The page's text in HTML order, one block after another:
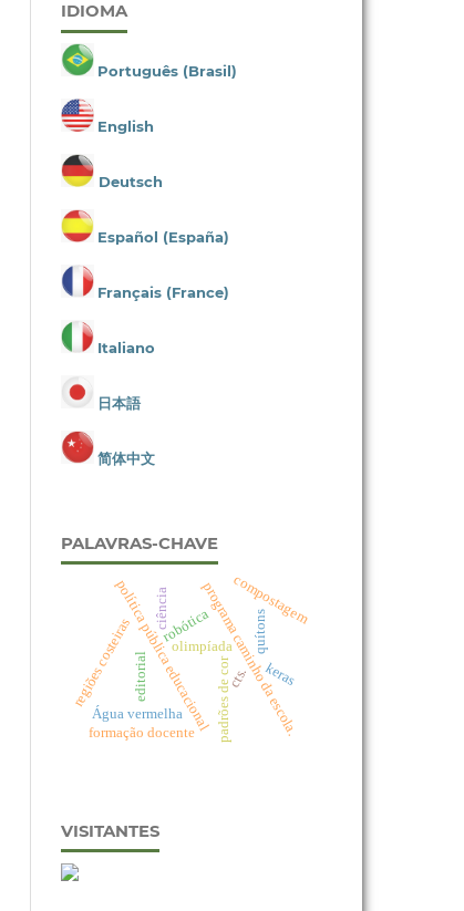
IDIOMA
Português (Brasil)
English
Deutsch
Español (España)
Français (France)
Italiano
日本語
简体中文
PALAVRAS-CHAVE
editorial
olimpíada
política pública educacionalprograma caminho da escola.
padrões de cor
quítons
regiões costeiras robótica
keras
formação docente
cts.
Água vermelha
compostagem
ciência
VISITANTES